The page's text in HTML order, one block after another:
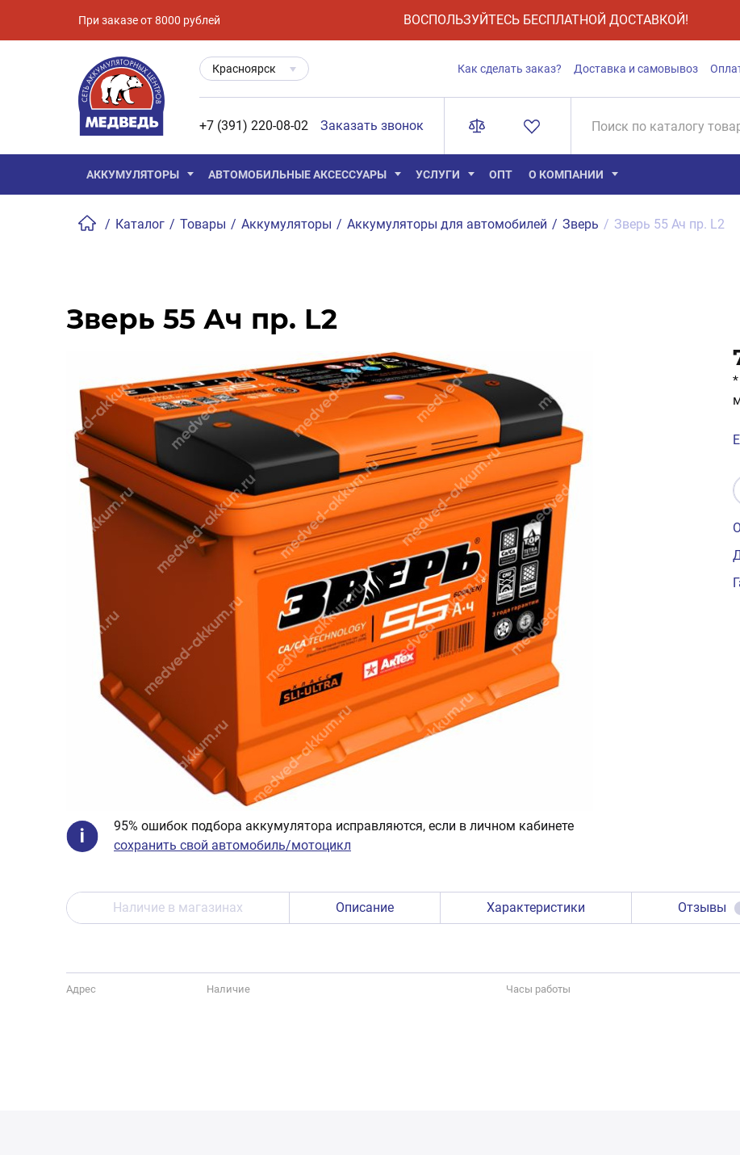
При заказе от 8000 рублей ВОСПОЛЬЗУЙТЕСЬ БЕСПЛАТНОЙ ДОСТАВКОЙ!
Красноярск Как сделать заказ? Доставка и самовывоз
+7 (391) 220-08-02 Заказать звонок
АККУМУЛЯТОРЫ АВТОМОБИЛЬНЫЕ АКСЕССУАРЫ УСЛУГИ ОПТ О КОМПАНИИ
/ Каталог / Товары / Аккумуляторы / Аккумуляторы для автомобилей / Зверь / Зверь 55 Ач пр. L2
Зверь 55 Ач пр. L2
95% ошибок подбора аккумулятора исправляются, если в личном кабинете
сохранить свой автомобиль/мотоцикл
Наличие в магазинах Описание Характеристики Отзывы
Адрес Наличие Часы работы